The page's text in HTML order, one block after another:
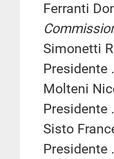
Ferranti
Simonetti
Presidente
Molteni
Presidente
Sisto
Presidente